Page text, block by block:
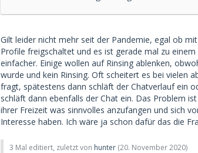
Gilt leider nicht mehr seit der Pandemie, egal ob
Profile freigschaltet und es ist gerade mal zu
einfacher. Einige wollen auf Rinsing ablenken,
wurde und kein Rinsing. Oft scheitert es bei vielen
fragt, spätestens dann schläft der Chatverlauf ein
schläft dann ebenfalls der Chat ein. Das Problem
ihrer Freizeit was sinnvolles anzufangen und sich
Interesse haben. Ich wäre ja schon dafür das die
3 Mal editiert, zuletzt von hunter (20. November 2020)